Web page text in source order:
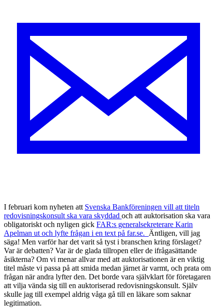
I februari kom nyheten att Svenska Bankföreningen vill att titeln
redovisningskonsult ska vara skyddad och att auktorisation ska vara
obligatoriskt och nyligen gick FAR:s generalsekreterare Karin
Apelman ut och lyfte frågan i en text på far.se. Äntligen, vill jag
säga! Men varför har det varit så tyst i branschen kring förslaget?
Var är debatten? Var är de glada tillropen eller de ifrågasättande
åsikterna? Om vi menar allvar med att auktorisationen är en viktig
titel måste vi passa på att smida medan järnet är varmt, och prata om
frågan när andra lyfter den. Det borde vara självklart för företagaren
att vilja vända sig till en auktoriserad redovisningskonsult. Själv
skulle jag till exempel aldrig våga gå till en läkare som saknar
legitimation.